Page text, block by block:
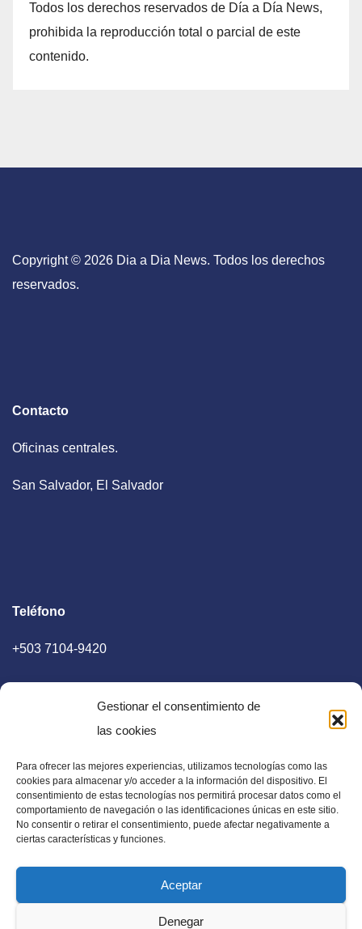
Gestionar el consentimiento de
las cookies
Para ofrecer las mejores experiencias, utilizamos tecnologías como las
cookies para almacenar y/o acceder a la información del dispositivo. El
consentimiento de estas tecnologías nos permitirá procesar datos como el
comportamiento de navegación o las identificaciones únicas en este sitio.
No consentir o retirar el consentimiento, puede afectar negativamente a
ciertas características y funciones.
Aceptar
Denegar
Todos los derechos reservados de Día a Día News,
prohibida la reproducción total o parcial de este
contenido.
Copyright © 2026 Dia a Dia News. Todos los derechos
reservados.
Contacto
Oficinas centrales.
San Salvador, El Salvador
Teléfono
+503 7104-9420
E-mail
diaadia.redaccion@gmail.com